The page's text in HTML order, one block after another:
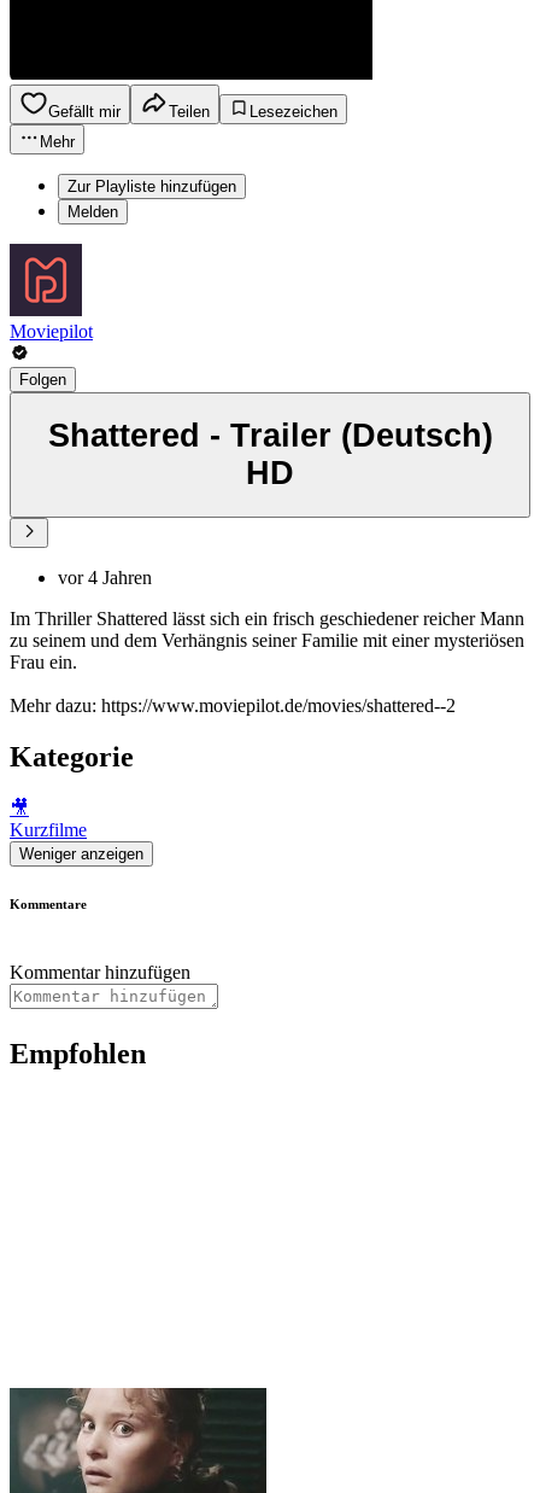
Gefällt mir Teilen
Lesezeichen
Mehr
Zur Playliste hinzufügen
Melden
Moviepilot
Folgen
Shattered - Trailer (Deutsch)
HD
vor 4 Jahren
Im Thriller Shattered lässt sich ein frisch geschiedener reicher Mann
zu seinem und dem Verhängnis seiner Familie mit einer mysteriösen
Frau ein.
Mehr dazu: https://www.moviepilot.de/movies/shattered--2
Kategorie
🎥
Kurzfilme
Weniger anzeigen
Kommentare
Kommentar hinzufügen
Empfohlen